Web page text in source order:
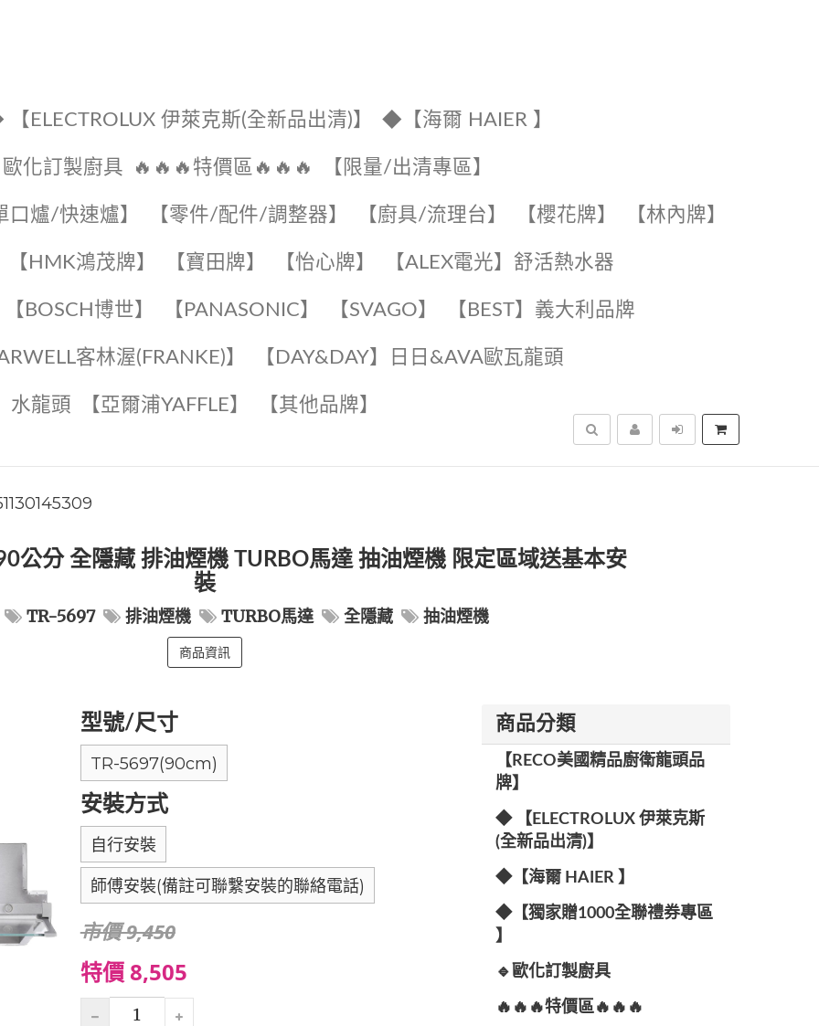
ELECTROLUX 伊萊克斯(全新品出清)】 ◆【海爾 HAIER 】
化訂製廚具 🔥🔥🔥特價區🔥🔥🔥 【限量/出清專區】
口爐/快速爐】 【零件/配件/調整器】 【廚具/流理台】 【櫻花牌】 【林內牌】
【HMK鴻茂牌】 【寶田牌】 ️【怡心牌】️ ️️【ALEX電光】舒活熱水器️️
【BOSCH博世】 ️【PANASONIC】️ ️【SVAGO】️ ️【BEST】️義大利品牌
客林渥(FRANKE)】️ ️【DAY&DAY】️日日&AVA歐瓦龍頭
水龍頭️ 【亞爾浦YAFFLE】 ️【其他品牌】️
搜尋
公分 全隱藏 排油煙機 TURBO馬達 抽油煙機 限定區域送基本安
裝
TR-5697 排油煙機 TURBO馬達 全隱藏 抽油煙機
商品資訊
型號/尺寸
TR-5697(90cm)
安裝方式
自行安裝
師傅安裝(備註可聯繫安裝的聯絡電話)
市價 9,450
特價 8,505
商品分類
【RECO美國精品廚衛龍頭品
牌】
◆ 【ELECTROLUX 伊萊克斯
(全新品出清)】
◆【海爾 HAIER 】
◆【獨家贈1000全聯禮券專區
】
🔹歐化訂製廚具
🔥🔥🔥特價區🔥🔥🔥